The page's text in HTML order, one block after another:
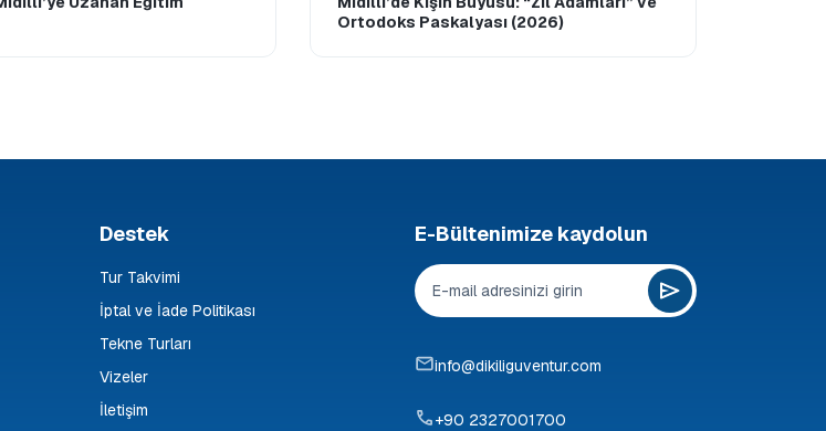
Ortodoks Paskalyası (2026)
Destek
Tur Takvimi
İptal ve İade Politikası
Tekne Turları
Vizeler
İletişim
E-Bültenimize kaydolun
info@dikiliguventur.com
+90 2327001700